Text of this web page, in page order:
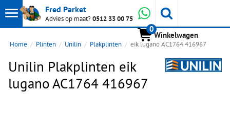
Toon
hoofdmenu
Fred Parket
Advies op maat?0512 33 00 75 Whatsapp
0
Winkelwagen
Home Plinten Unilin Plakplinten eik lugano AC1764 416967
Unilin Plakplinten eik
lugano AC1764 416967